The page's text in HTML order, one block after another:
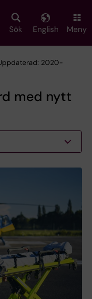
Sök English Meny
2020-
med nytt